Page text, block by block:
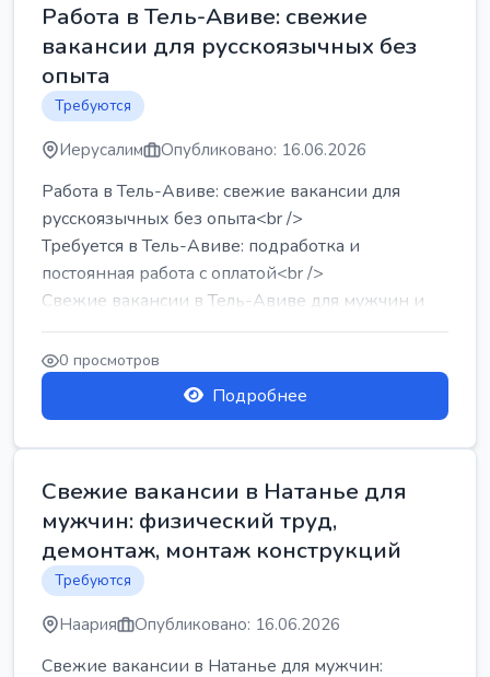
Работа в Тель-Авиве: свежие
вакансии для русскоязычных без
опыта
Требуются
Иерусалим Опубликовано: 16.06.2026
Работа в Тель-Авиве: свежие вакансии для
русскоязычных без опыта<br />
Требуется в Тель-Авиве: подработка и
постоянная работа с оплатой<br />
Свежие вакансии в Тель-Авиве для мужчин и
женщин от хозя...
0 просмотров
Подробнее
Свежие вакансии в Натанье для
мужчин: физический труд,
демонтаж, монтаж конструкций
Требуются
Наария Опубликовано: 16.06.2026
Свежие вакансии в Натанье для мужчин: